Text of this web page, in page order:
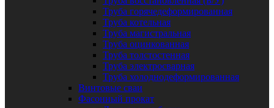
Труба горячедеформированная
Труба котельная
Труба магистральная
Труба оцинкованная
Труба толстостенная
Труба электросварная
Труба холоднодеформированная
Винтовые сваи
Фасонный прокат